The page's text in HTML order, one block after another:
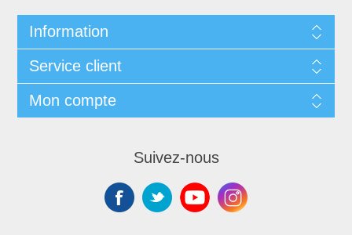
Information
Service client
Mon compte
Suivez-nous